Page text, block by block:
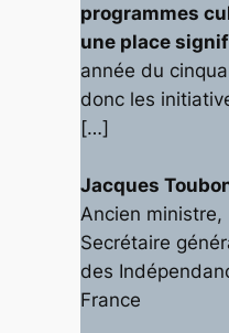
programmes
une place
année du
donc les
[…]
Jacques
Ancien ministre,
Secrétaire
des
France